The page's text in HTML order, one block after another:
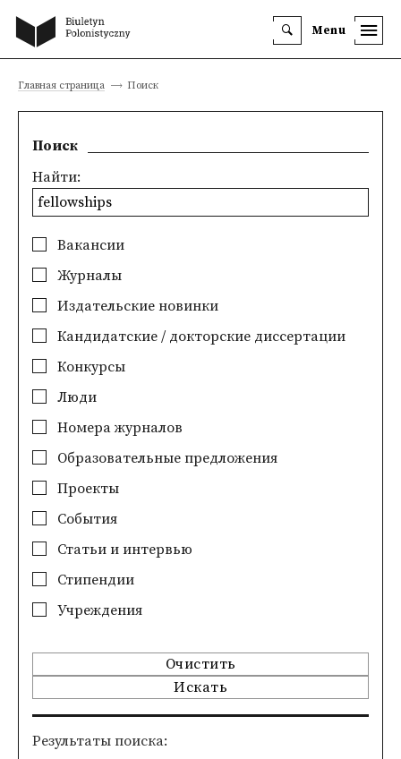
Menu
Главная страница Поиск
Поиск
Найти:
Вакансии
Журналы
Издательские новинки
Кандидатские / докторские диссертации
Конкурсы
Люди
Номера журналов
Образовательные предложения
Проекты
События
Статьи и интервью
Стипендии
Учреждения
Очистить
Искать
Pезультаты поиска